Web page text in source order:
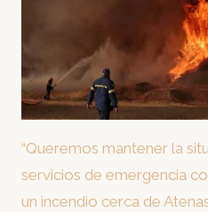
“Queremos mantener la
servicios de emergencia
un incendio cerca de